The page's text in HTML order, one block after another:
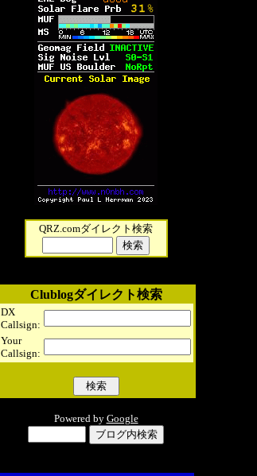
QRZ.comダイレクト検索
Clublogダイレクト検索
DX
Callsign:
Your
Callsign:
Powered by Google